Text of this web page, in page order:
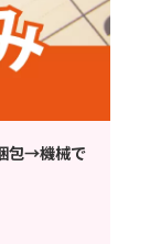
包→機械で